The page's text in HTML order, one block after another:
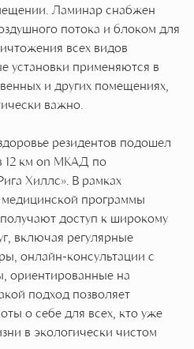
Ламинар снабжен
потока и блоком для
всех видов
установки применяются в
и других помещениях,
важно.
резидентов подошел
12 км оn МКАД по
Хиллс». В рамках
программы
доступ к широкому
включая регулярные
онлайн-консультации с
ориентированные на
подход позволяет
о себе для всех, кто уже
в экологически чистом